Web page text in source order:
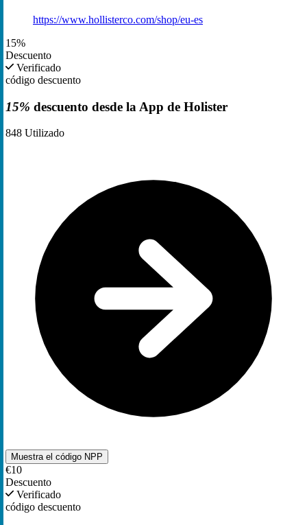
https://www.hollisterco.com/shop/eu-es
15%
Descuento
Verificado
código descuento
15% descuento desde la App de Holister
848 Utilizado
Muestra el código NPP
€10
Descuento
Verificado
código descuento